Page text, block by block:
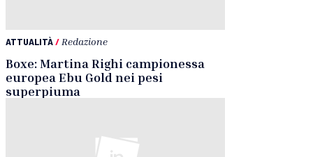
ATTUALITÀ/ Redazione
Boxe: Martina Righi campionessa
europea Ebu Gold nei pesi
superpiuma